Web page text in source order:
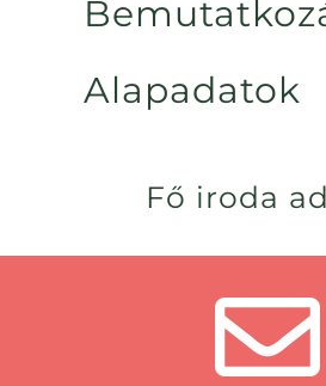
Alapadatok
Fő iroda